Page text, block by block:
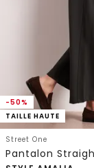
-50%
TAILLE HAUTE
Street One